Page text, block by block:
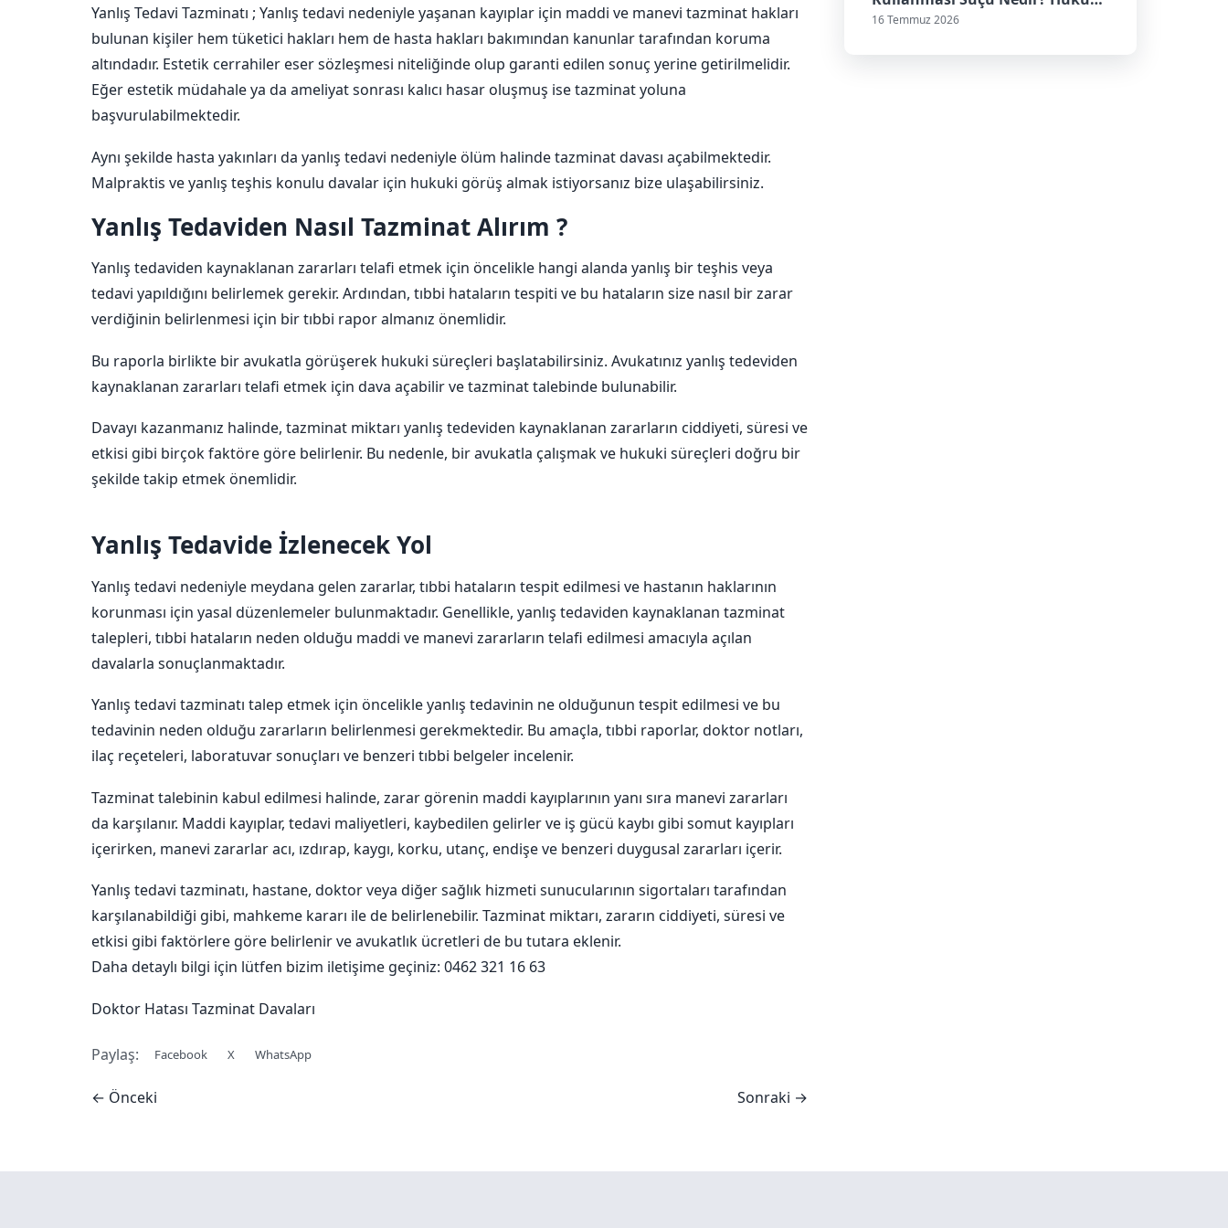
Yanlış Tedavi Tazminatı ; Yanlış tedavi nedeniyle yaşanan kayıplar için maddi ve manevi tazminat hakları
bulunan kişiler hem tüketici hakları hem de hasta hakları bakımından kanunlar tarafından koruma
altındadır. Estetik cerrahiler eser sözleşmesi niteliğinde olup garanti edilen sonuç yerine getirilmelidir.
Eğer estetik müdahale ya da ameliyat sonrası kalıcı hasar oluşmuş ise tazminat yoluna
başvurulabilmektedir.
Aynı şekilde hasta yakınları da yanlış tedavi nedeniyle ölüm halinde tazminat davası açabilmektedir.
Malpraktis ve yanlış teşhis konulu davalar için hukuki görüş almak istiyorsanız bize ulaşabilirsiniz.
Yanlış Tedaviden Nasıl Tazminat Alırım ?
Yanlış tedaviden kaynaklanan zararları telafi etmek için öncelikle hangi alanda yanlış bir teşhis veya
tedavi yapıldığını belirlemek gerekir. Ardından, tıbbi hataların tespiti ve bu hataların size nasıl bir zarar
verdiğinin belirlenmesi için bir tıbbi rapor almanız önemlidir.
Bu raporla birlikte bir avukatla görüşerek hukuki süreçleri başlatabilirsiniz. Avukatınız yanlış tedeviden
kaynaklanan zararları telafi etmek için dava açabilir ve tazminat talebinde bulunabilir.
Davayı kazanmanız halinde, tazminat miktarı yanlış tedeviden kaynaklanan zararların ciddiyeti, süresi ve
etkisi gibi birçok faktöre göre belirlenir. Bu nedenle, bir avukatla çalışmak ve hukuki süreçleri doğru bir
şekilde takip etmek önemlidir.
Yanlış Tedavide İzlenecek Yol
Yanlış tedavi nedeniyle meydana gelen zararlar, tıbbi hataların tespit edilmesi ve hastanın haklarının
korunması için yasal düzenlemeler bulunmaktadır. Genellikle, yanlış tedaviden kaynaklanan tazminat
talepleri, tıbbi hataların neden olduğu maddi ve manevi zararların telafi edilmesi amacıyla açılan
davalarla sonuçlanmaktadır.
Yanlış tedavi tazminatı talep etmek için öncelikle yanlış tedavinin ne olduğunun tespit edilmesi ve bu
tedavinin neden olduğu zararların belirlenmesi gerekmektedir. Bu amaçla, tıbbi raporlar, doktor notları,
ilaç reçeteleri, laboratuvar sonuçları ve benzeri tıbbi belgeler incelenir.
Tazminat talebinin kabul edilmesi halinde, zarar görenin maddi kayıplarının yanı sıra manevi zararları
da karşılanır. Maddi kayıplar, tedavi maliyetleri, kaybedilen gelirler ve iş gücü kaybı gibi somut kayıpları
içerirken, manevi zararlar acı, ızdırap, kaygı, korku, utanç, endişe ve benzeri duygusal zararları içerir.
Yanlış tedavi tazminatı, hastane, doktor veya diğer sağlık hizmeti sunucularının sigortaları tarafından
karşılanabildiği gibi, mahkeme kararı ile de belirlenebilir. Tazminat miktarı, zararın ciddiyeti, süresi ve
etkisi gibi faktörlere göre belirlenir ve avukatlık ücretleri de bu tutara eklenir.
Daha detaylı bilgi için lütfen bizim iletişime geçiniz: 0462 321 16 63
Doktor Hatası Tazminat Davaları
Paylaş: Facebook X WhatsApp
← Önceki Sonraki →
Sonuçları Nelerdir?
16 Temmuz 2026